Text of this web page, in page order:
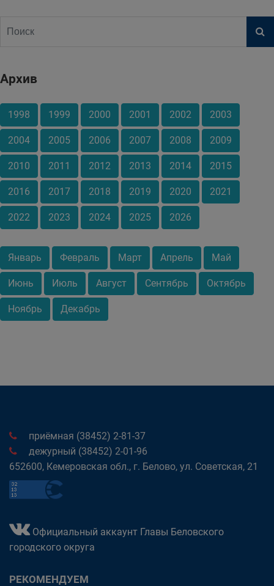
Архив
1998 1999 2000 2001 2002 2003
2004 2005 2006 2007 2008 2009
2010 2011 2012 2013 2014 2015
2016 2017 2018 2019 2020 2021
2022 2023 2024 2025 2026
Январь Февраль Март Апрель Май
Июнь Июль Август Сентябрь Октябрь
Ноябрь Декабрь
приёмная (38452) 2-81-37
дежурный (38452) 2-01-96
652600, Кемеровская обл., г. Белово, ул. Советская, 21
Официальный аккаунт Главы Беловского
городского округа
РЕКОМЕНДУЕМ